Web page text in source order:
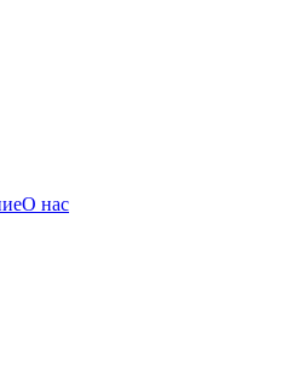
О нас